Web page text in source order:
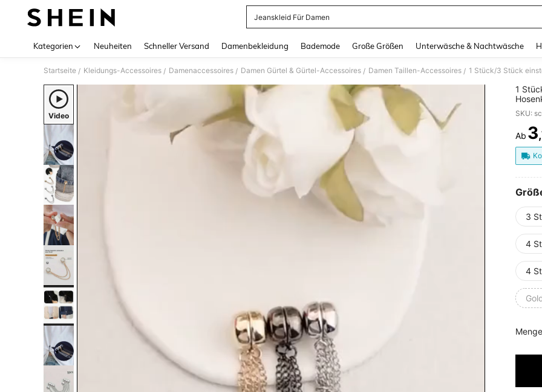
Jeanskleid Für Damen
Kategorien Neuheiten Schneller Versand Damenbekleidung Bademode Große Größen Unterwäsche & Nachtwäsche
Startseite / Kleidungs-Accessoires / Damenaccessoires / Damen Gürtel & Gürtel-Accessoires / Damen Taillen-Accessoires /
Video
1
Ab 3
3
4
4